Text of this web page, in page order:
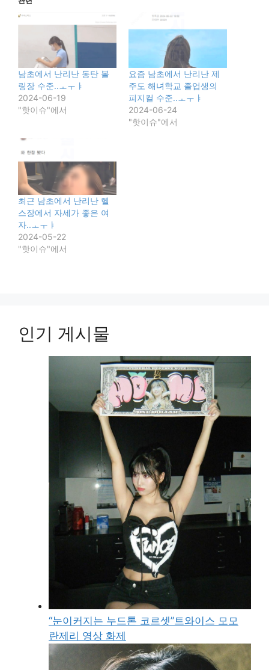
남초에서 난리난 동탄 볼
링장 수준..ㅗㅜㅑ
2024-06-19
"핫이슈"에서
요즘 남초에서 난리난 제
주도 해녀학교 졸업생의
피지컬 수준..ㅗㅜㅑ
2024-06-24
"핫이슈"에서
최근 남초에서 난리난 헬
스장에서 자세가 좋은 여
자..ㅗㅜㅑ
2024-05-22
"핫이슈"에서
인기 게시물
“눈이커지는 누드톤 코르셋”트와이스 모모
란제리 영상 화제